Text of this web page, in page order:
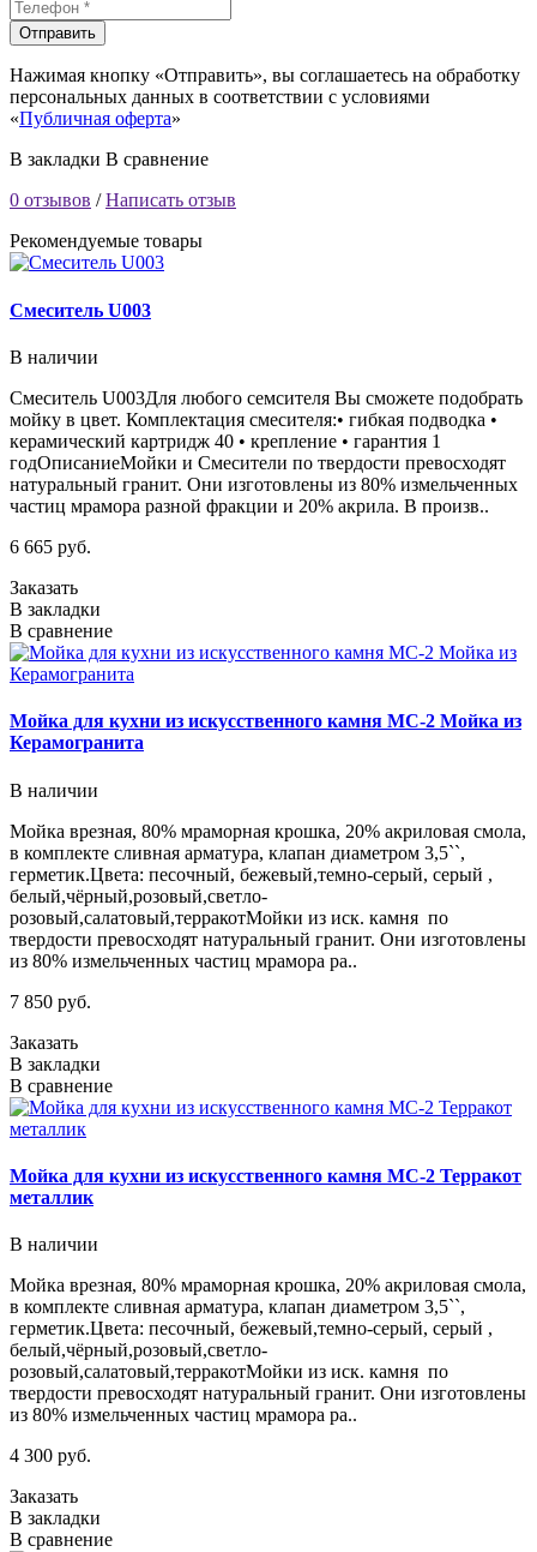
Отправить
Нажимая кнопку «Отправить», вы соглашаетесь на обработку
персональных данных в соответствии с условиями
«Публичная оферта»
В закладки В сравнение
0 отзывов /Написать отзыв
Рекомендуемые товары
Смеситель U003
В наличии
Смеситель U003Для любого семсителя Вы сможете подобрать
мойку в цвет. Комплектация смесителя:• гибкая подводка •
керамический картридж 40 • крепление • гарантия 1
годОписаниеМойки и Смесители по твердости превосходят
натуральный гранит. Они изготовлены из 80% измельченных
частиц мрамора разной фракции и 20% акрила. В произв..
6 665 руб.
Заказать
В закладки
В сравнение
Мойка для кухни из искусственного камня МС-2 Мойка из
Керамогранита
В наличии
Мойка врезная, 80% мраморная крошка, 20% акриловая смола,
в комплекте сливная арматура, клапан диаметром 3,5``,
герметик.Цвета: песочный, бежевый,темно-серый, серый ,
белый,чёрный,розовый,светло-
розовый,салатовый,терракотМойки из иск. камня по
твердости превосходят натуральный гранит. Они изготовлены
из 80% измельченных частиц мрамора ра..
7 850 руб.
Заказать
В закладки
В сравнение
Мойка для кухни из искусственного камня МС-2 Терракот
металлик
В наличии
Мойка врезная, 80% мраморная крошка, 20% акриловая смола,
в комплекте сливная арматура, клапан диаметром 3,5``,
герметик.Цвета: песочный, бежевый,темно-серый, серый ,
белый,чёрный,розовый,светло-
розовый,салатовый,терракотМойки из иск. камня по
твердости превосходят натуральный гранит. Они изготовлены
из 80% измельченных частиц мрамора ра..
4 300 руб.
Заказать
В закладки
В сравнение